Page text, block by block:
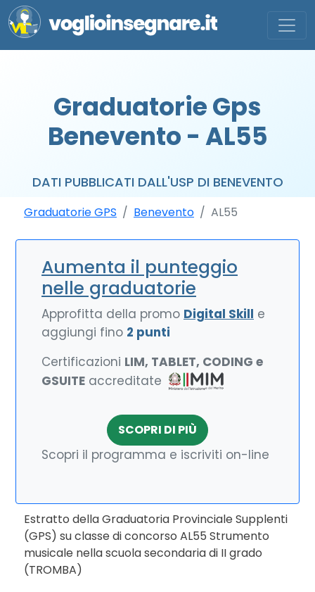
Graduatorie Gps
Benevento - AL55
DATI PUBBLICATI DALL'USP DI BENEVENTO
Graduatorie GPS Benevento AL55
Aumenta il punteggio
nelle graduatorie
Approfitta della promo Digital Skill e
aggiungi fino 2 punti
Certificazioni LIM, TABLET, CODING e
GSUITE accreditate
SCOPRI DI PIÙ
Scopri il programma e iscriviti on-line
Estratto della Graduatoria Provinciale Supplenti
(GPS) su classe di concorso AL55 Strumento
musicale nella scuola secondaria di II grado
(TROMBA)